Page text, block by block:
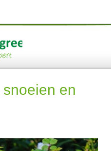
en